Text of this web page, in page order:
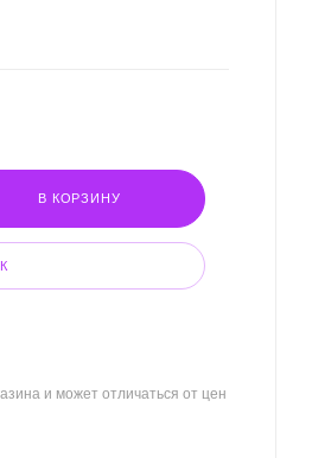
В КОРЗИНУ
и может отличаться от цен